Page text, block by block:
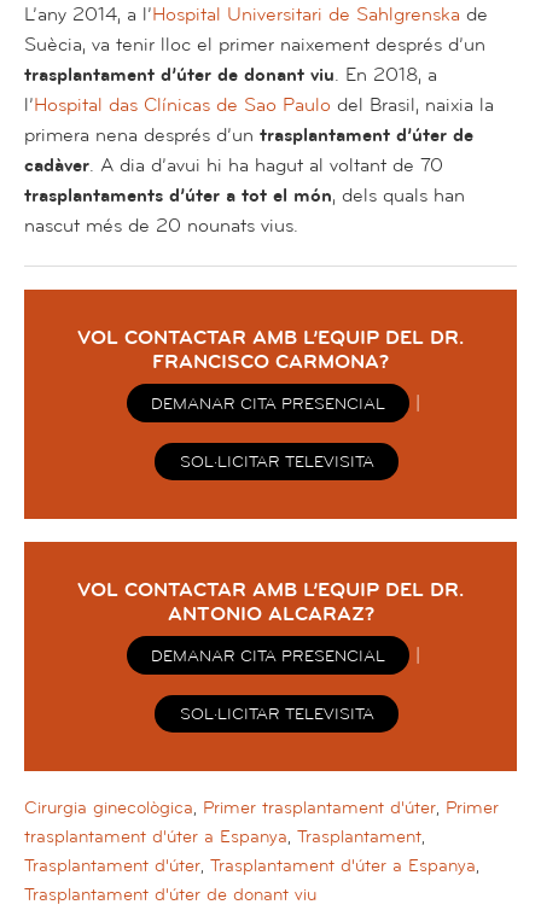
L’any 2014, a l’Hospital Universitari de Sahlgrenska de
Suècia, va tenir lloc el primer naixement després d’un
trasplantament d’úter de donant viu. En 2018, a
l’Hospital das Clínicas de Sao Paulo del Brasil, naixia la
primera nena després d’un trasplantament d’úter de
cadàver. A dia d’avui hi ha hagut al voltant de 70
trasplantaments d’úter a tot el món, dels quals han
nascut més de 20 nounats vius.
VOL CONTACTAR AMB L’EQUIP DEL DR.
FRANCISCO CARMONA?
DEMANAR CITA PRESENCIAL
SOL·LICITAR TELEVISITA
VOL CONTACTAR AMB L’EQUIP DEL DR.
ANTONIO ALCARAZ?
DEMANAR CITA PRESENCIAL
SOL·LICITAR TELEVISITA
Cirurgia ginecològica, Primer trasplantament d'úter, Primer
trasplantament d'úter a Espanya, Trasplantament,
Trasplantament d'úter, Trasplantament d'úter a Espanya,
Trasplantament d'úter de donant viu